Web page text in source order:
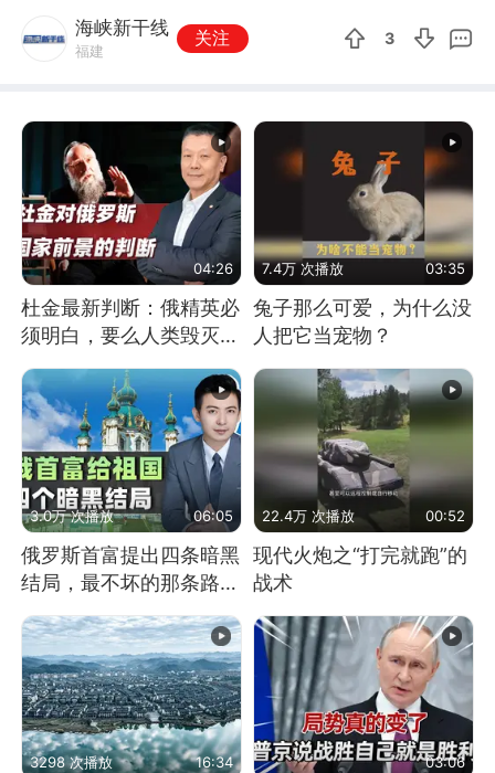
海峡新干线
福建
关注 3
04:26
杜金最新判断：俄精英必
须明白，要么人类毁灭，
要么俄毁灭
7.4万 次播放 03:35
兔子那么可爱，为什么没
人把它当宠物？
3.0万 次播放 06:05
俄罗斯首富提出四条暗黑
结局，最不坏的那条路是
22.4万 次播放 00:52
现代火炮之“打完就跑”的
战术
3298 次播放 16:34 03:06